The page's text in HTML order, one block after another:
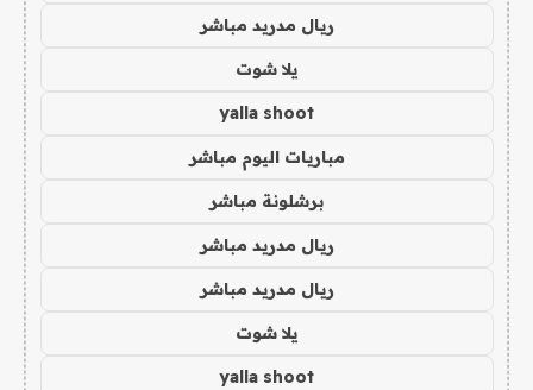
ريال مدريد مباشر
يلا شوت
yalla shoot
مباريات اليوم مباشر
برشلونة مباشر
ريال مدريد مباشر
ريال مدريد مباشر
يلا شوت
yalla shoot